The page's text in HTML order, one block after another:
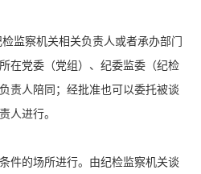
监察机关相关负责人或者承办部门
在党委（党组）、纪委监委（纪检
责人陪同；经批准也可以委托被谈
人进行。
件的场所进行。由纪检监察机关谈